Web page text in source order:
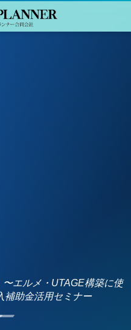
〜エルメ・UTAGE構築に使
補助金活用セミナー